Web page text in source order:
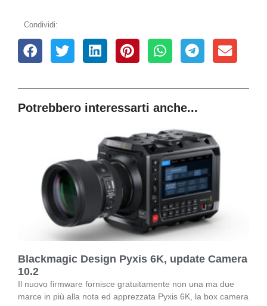
Condividi:
Potrebbero interessarti anche...
Blackmagic Design Pyxis 6K, update Camera
10.2
Il nuovo firmware fornisce gratuitamente non una ma due
marce in più alla nota ed apprezzata Pyxis 6K, la box camera